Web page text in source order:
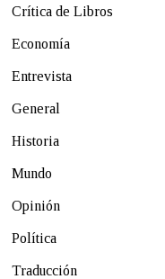
Crítica de Libros
Economía
Entrevista
General
Historia
Mundo
Opinión
Política
Traducción